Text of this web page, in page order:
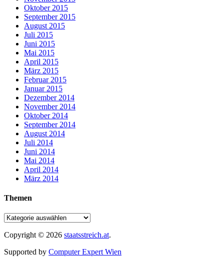
Oktober 2015
September 2015
August 2015
Juli 2015
Juni 2015
Mai 2015
April 2015
März 2015
Februar 2015
Januar 2015
Dezember 2014
November 2014
Oktober 2014
September 2014
August 2014
Juli 2014
Juni 2014
Mai 2014
April 2014
März 2014
Themen
Copyright © 2026 staatsstreich.at.
Supported by Computer Expert Wien